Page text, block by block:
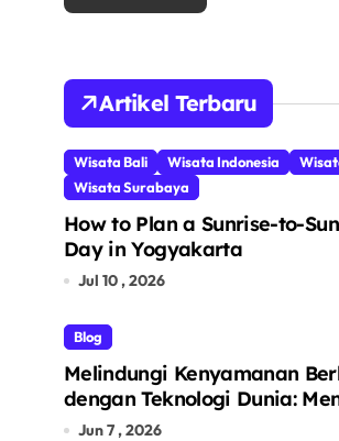
Artikel Terbaru
Wisata Bali Wisata Indonesia
Wisata Surabaya
How to Plan a Sunrise-to-
Day in Yogyakarta
Jul 10 , 2026
Blog
Melindungi Kenyamanan
dengan Teknologi Dunia:
sebagai Pelopor Kaca Film
Jun 7 , 2026